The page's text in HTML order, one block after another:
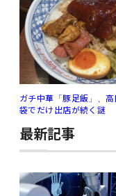
ガチ中華「豚足飯」、
袋でだけ出店が続く謎
最新記事